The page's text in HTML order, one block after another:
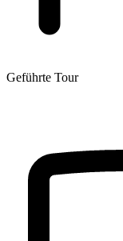
Geführte Tour